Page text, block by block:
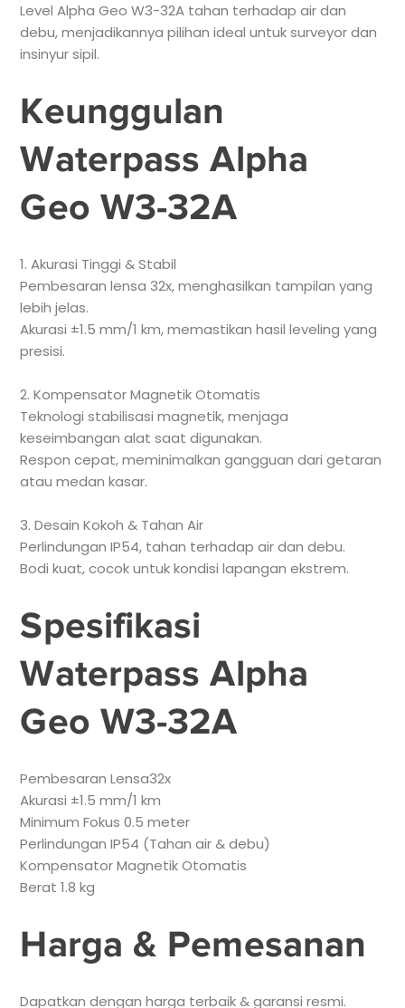
Level Alpha Geo W3-32A tahan terhadap air dan
debu, menjadikannya pilihan ideal untuk surveyor dan
insinyur sipil.
Keunggulan
Waterpass Alpha
Geo W3-32A
1. Akurasi Tinggi & Stabil
Pembesaran lensa 32x, menghasilkan tampilan yang
lebih jelas.
Akurasi ±1.5 mm/1 km, memastikan hasil leveling yang
presisi.
2. Kompensator Magnetik Otomatis
Teknologi stabilisasi magnetik, menjaga
keseimbangan alat saat digunakan.
Respon cepat, meminimalkan gangguan dari getaran
atau medan kasar.
3. Desain Kokoh & Tahan Air
Perlindungan IP54, tahan terhadap air dan debu.
Bodi kuat, cocok untuk kondisi lapangan ekstrem.
Spesifikasi
Waterpass Alpha
Geo W3-32A
Pembesaran Lensa32x
Akurasi ±1.5 mm/1 km
Minimum Fokus 0.5 meter
Perlindungan IP54 (Tahan air & debu)
Kompensator Magnetik Otomatis
Berat 1.8 kg
Harga & Pemesanan
Dapatkan dengan harga terbaik & garansi resmi.